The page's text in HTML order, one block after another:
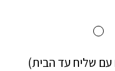
עם שליח עד הבית)